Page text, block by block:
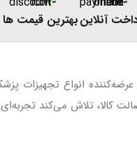
آنلاینبهترین قیمت ها
انواع تجهیزات
کالا، تلاش می‌کند